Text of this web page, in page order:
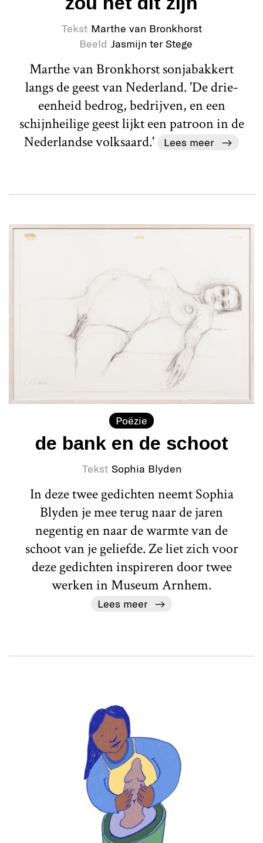
Tekst Marthe van Bronkhorst
Beeld Jasmijn ter Stege
Marthe van Bronkhorst sonjabakkert
langs de geest van Nederland. 'De drie-
eenheid bedrog, bedrijven, en een
schijnheilige geest lijkt een patroon in de
Nederlandse volksaard.'
Lees meer
Poëzie
de bank en de schoot
Tekst Sophia Blyden
In deze twee gedichten neemt Sophia
Blyden je mee terug naar de jaren
negentig en naar de warmte van de
schoot van je geliefde. Ze liet zich voor
deze gedichten inspireren door twee
werken in Museum Arnhem.
Lees meer